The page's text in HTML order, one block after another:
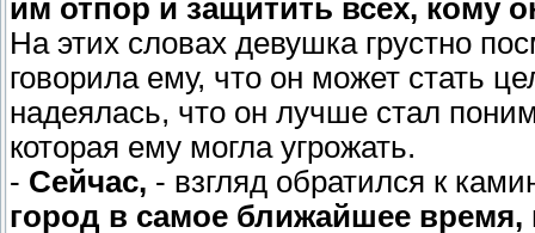
им отпор и защитить всех, кому
На этих словах девушка грустно
говорила ему, что он может стать
надеялась, что он лучше стал
которая ему могла угрожать.
- Сейчас, - взгляд обратился к
город в самое ближайшее время,